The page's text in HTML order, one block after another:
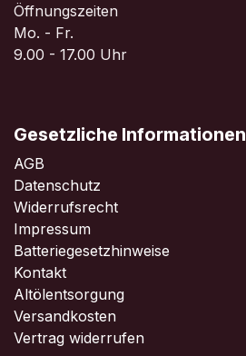
Öffnungszeiten
Mo. - Fr.
9.00 - 17.00 Uhr
Gesetzliche Informationen
AGB
Datenschutz
Widerrufsrecht
Impressum
Batteriegesetzhinweise
Kontakt
Altölentsorgung
Versandkosten
Vertrag widerrufen